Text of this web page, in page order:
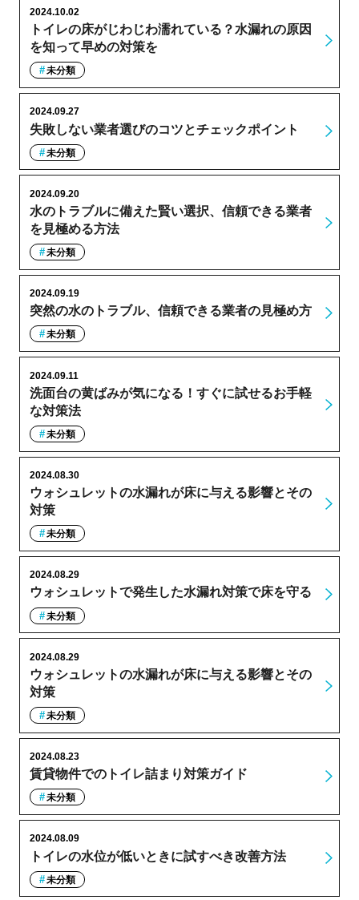
トイレの床がじわじわ濡れている？水漏れの原因
を知って早めの対策を
2024.10.02
未分類
失敗しない業者選びのコツとチェックポイント
2024.09.27
未分類
水のトラブルに備えた賢い選択、信頼できる業者
を見極める方法
2024.09.20
未分類
突然の水のトラブル、信頼できる業者の見極め方
2024.09.19
未分類
洗面台の黄ばみが気になる！すぐに試せるお手軽
な対策法
2024.09.11
未分類
ウォシュレットの水漏れが床に与える影響とその
対策
2024.08.30
未分類
ウォシュレットで発生した水漏れ対策で床を守る
2024.08.29
未分類
ウォシュレットの水漏れが床に与える影響とその
対策
2024.08.29
未分類
賃貸物件でのトイレ詰まり対策ガイド
2024.08.23
未分類
トイレの水位が低いときに試すべき改善方法
2024.08.09
未分類